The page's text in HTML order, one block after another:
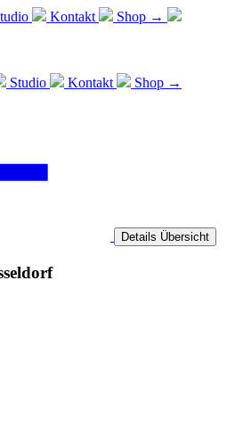
Kontakt
Shop →
Studio Kontakt
Shop →
Details Übersicht